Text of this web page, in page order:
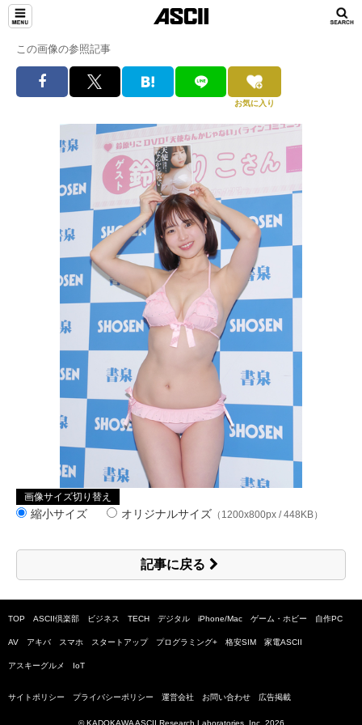
この画像の参照記事
お気に入り
画像サイズ切り替え
縮小サイズ オリジナルサイズ （1200x800px / 448KB）
記事に戻る
TOP ASCII倶楽部 ビジネス TECH デジタル iPhone/Mac ゲーム・ホビー 自作PC
AV アキバ スマホ スタートアップ プログラミング+ 格安SIM 家電ASCII
アスキーグルメ IoT
サイトポリシー プライバシーポリシー 運営会社 お問い合わせ 広告掲載
© KADOKAWA ASCII Research Laboratories, Inc. 2026